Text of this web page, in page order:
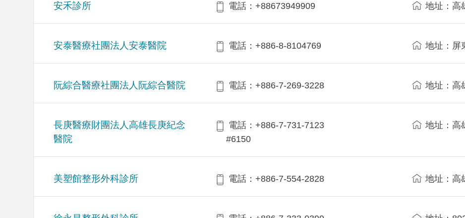
安禾診所 電話：+88673949909 地址：高
安泰醫療社團法人安泰醫院 電話：+886-8-8104769 地址：屏
阮綜合醫療社團法人阮綜合醫院 電話：+886-7-269-3228 地址：高
長庚醫療財團法人高雄長庚紀念
醫院
電話：+886-7-731-7123
#6150
地址：高
美塑館整形外科診所 電話：+886-7-554-2828 地址：高